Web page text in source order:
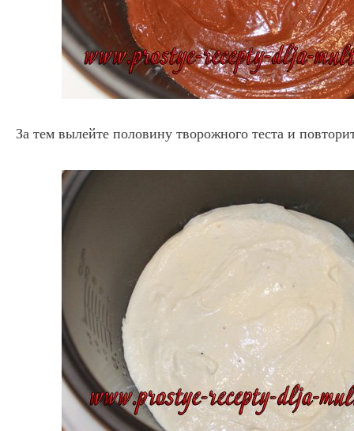
За тем вылейте половину творожного теста и